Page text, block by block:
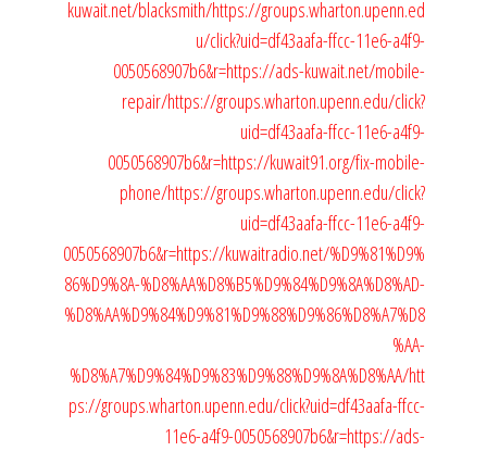
kuwait.net/blacksmith/https://groups.wharton.upenn.ed
u/click?uid=df43aafa-ffcc-11e6-a4f9-
0050568907b6&r=https://ads-kuwait.net/mobile-
repair/https://groups.wharton.upenn.edu/click?
uid=df43aafa-ffcc-11e6-a4f9-
0050568907b6&r=https://kuwait91.org/fix-mobile-
phone/https://groups.wharton.upenn.edu/click?
uid=df43aafa-ffcc-11e6-a4f9-
0050568907b6&r=https://kuwaitradio.net/%D9%81%D9%
86%D9%8A-%D8%AA%D8%B5%D9%84%D9%8A%D8%AD-
%D8%AA%D9%84%D9%81%D9%88%D9%86%D8%A7%D8
%AA-
%D8%A7%D9%84%D9%83%D9%88%D9%8A%D8%AA/htt
ps://groups.wharton.upenn.edu/click?uid=df43aafa-ffcc-
11e6-a4f9-0050568907b6&r=https://ads-